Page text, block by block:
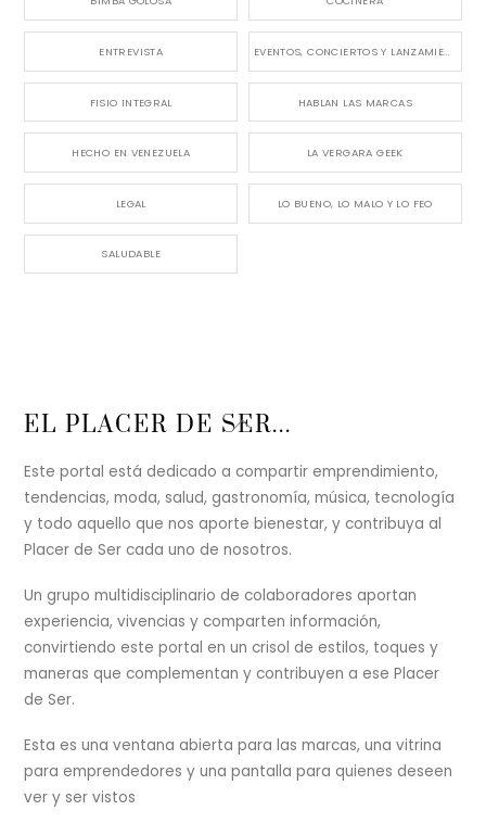
ENTREVISTA EVENTOS, CONCIERTOS Y LANZAMIENTOS
FISIO INTEGRAL HABLAN LAS MARCAS
HECHO EN VENEZUELA LA VERGARA GEEK
LEGAL LO BUENO, LO MALO Y LO FEO
SALUDABLE
Back
Top
EL PLACER DE SER...
Este portal está dedicado a compartir emprendimiento,
tendencias, moda, salud, gastronomía, música, tecnología
y todo aquello que nos aporte bienestar, y contribuya al
Placer de Ser cada uno de nosotros.
Un grupo multidisciplinario de colaboradores aportan
experiencia, vivencias y comparten información,
convirtiendo este portal en un crisol de estilos, toques y
maneras que complementan y contribuyen a ese Placer
de Ser.
Esta es una ventana abierta para las marcas, una vitrina
para emprendedores y una pantalla para quienes deseen
ver y ser vistos